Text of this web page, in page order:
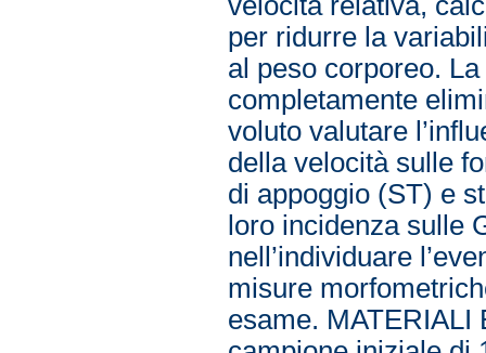
per ridurre la
al peso corporeo.
completamente
voluto valutare
della velocità sulle
di appoggio (ST) e
loro incidenza sulle
nell’individuare
misure
esame. MATERIALI